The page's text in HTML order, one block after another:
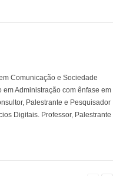
Comunicação e Sociedade
Administração com ênfase em
Palestrante e Pesquisador
Digitais. Professor, Palestrante